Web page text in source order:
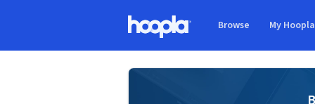
Browse My Hoopla